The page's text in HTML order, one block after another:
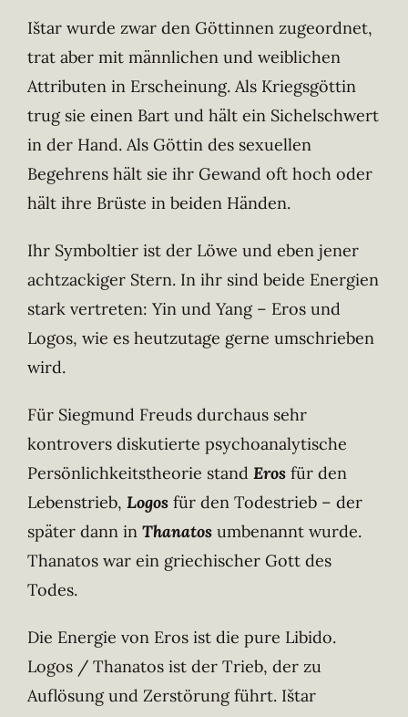
Ištar wurde zwar den Göttinnen zugeordnet,
trat aber mit männlichen und weiblichen
Attributen in Erscheinung. Als Kriegsgöttin
trug sie einen Bart und hält ein Sichelschwert
in der Hand. Als Göttin des sexuellen
Begehrens hält sie ihr Gewand oft hoch oder
hält ihre Brüste in beiden Händen.
Ihr Symboltier ist der Löwe und eben jener
achtzackiger Stern. In ihr sind beide Energien
stark vertreten: Yin und Yang – Eros und
Logos, wie es heutzutage gerne umschrieben
wird.
Für Siegmund Freuds durchaus sehr
kontrovers diskutierte psychoanalytische
Persönlichkeitstheorie stand Eros für den
Lebenstrieb, Logos für den Todestrieb – der
später dann in Thanatos umbenannt wurde.
Thanatos war ein griechischer Gott des
Todes.
Die Energie von Eros ist die pure Libido.
Logos / Thanatos ist der Trieb, der zu
Auflösung und Zerstörung führt. Ištar